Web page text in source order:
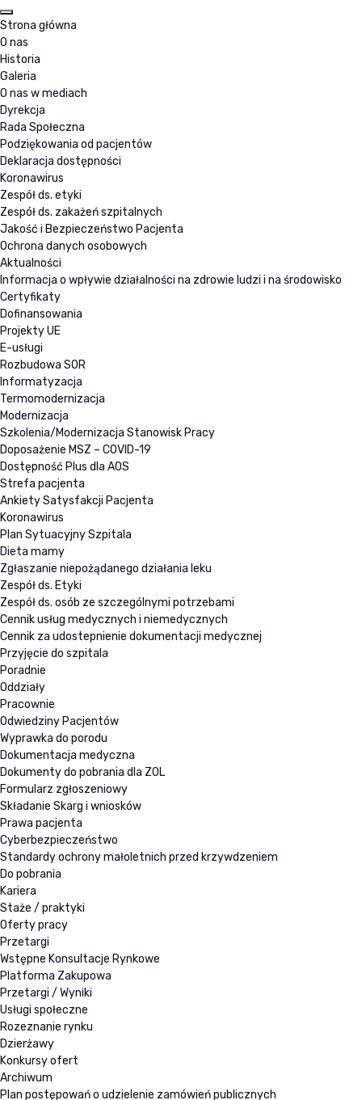
Strona główna
O nas
Historia
Galeria
O nas w mediach
Dyrekcja
Rada Społeczna
Podziękowania od pacjentów
Deklaracja dostępności
Koronawirus
Zespół ds. etyki
Zespół ds. zakażeń szpitalnych
Jakość i Bezpieczeństwo Pacjenta
Ochrona danych osobowych
Aktualności
Informacja o wpływie działalności na zdrowie ludzi i na środowisko
Certyfikaty
Dofinansowania
Projekty UE
E-usługi
Rozbudowa SOR
Informatyzacja
Termomodernizacja
Modernizacja
Szkolenia/Modernizacja Stanowisk Pracy
Doposażenie MSZ – COVID-19
Dostępność Plus dla AOS
Strefa pacjenta
Ankiety Satysfakcji Pacjenta
Koronawirus
Plan Sytuacyjny Szpitala
Dieta mamy
Zgłaszanie niepożądanego działania leku
Zespół ds. Etyki
Zespół ds. osób ze szczególnymi potrzebami
Cennik usług medycznych i niemedycznych
Cennik za udostepnienie dokumentacji medycznej
Przyjęcie do szpitala
Poradnie
Oddziały
Pracownie
Odwiedziny Pacjentów
Wyprawka do porodu
Dokumentacja medyczna
Dokumenty do pobrania dla ZOL
Formularz zgłoszeniowy
Składanie Skarg i wniosków
Prawa pacjenta
Cyberbezpieczeństwo
Standardy ochrony małoletnich przed krzywdzeniem
Do pobrania
Kariera
Staże / praktyki
Oferty pracy
Przetargi
Wstępne Konsultacje Rynkowe
Platforma Zakupowa
Przetargi / Wyniki
Usługi społeczne
Rozeznanie rynku
Dzierżawy
Konkursy ofert
Archiwum
Plan postępowań o udzielenie zamówień publicznych